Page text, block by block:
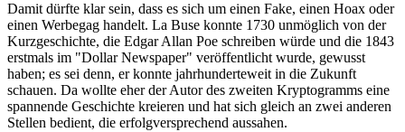
Damit dürfte klar sein, dass es sich um einen Fake, einen Hoax oder
einen Werbegag handelt. La Buse konnte 1730 unmöglich von der
Kurzgeschichte, die Edgar Allan Poe schreiben würde und die 1843
erstmals im "Dollar Newspaper" veröffentlicht wurde, gewusst
haben; es sei denn, er konnte jahrhunderteweit in die Zukunft
schauen. Da wollte eher der Autor des zweiten Kryptogramms eine
spannende Geschichte kreieren und hat sich gleich an zwei anderen
Stellen bedient, die erfolgversprechend aussahen.